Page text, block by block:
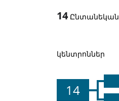
14
կենտրոններ
14